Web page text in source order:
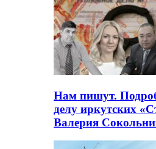
Нам пишут.
делу иркутских
Валерия